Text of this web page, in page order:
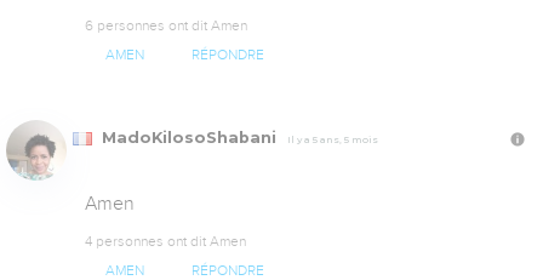
6 personnes ont dit Amen
AMEN RÉPONDRE
MadoKilosoShabani Il y a 5 ans, 5 mois
Amen
4 personnes ont dit Amen
AMEN RÉPONDRE